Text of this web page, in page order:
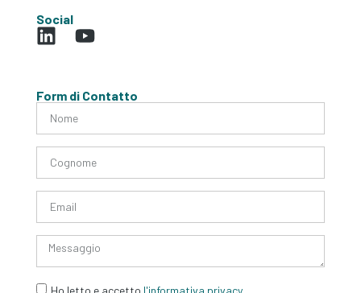
Social
Form di Contatto
Ho letto e accetto l'informativa privacy